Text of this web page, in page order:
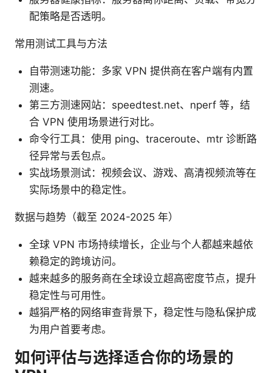
配策略是否透明。
常用测试工具与方法
自带测速功能：多家 VPN 提供商在客户端有内置
测速。
第三方测速网站：speedtest.net、nperf 等，结
合 VPN 使用场景进行对比。
命令行工具：使用 ping、traceroute、mtr 诊断路
径异常与丢包点。
实战场景测试：视频会议、游戏、高清视频流等在
实际场景中的稳定性。
数据与趋势（截至 2024-2025 年）
全球 VPN 市场持续增长，企业与个人都越来越依
赖稳定的跨境访问。
越来越多的服务商在全球设立超高密度节点，提升
稳定性与可用性。
越狷严格的网络审查背景下，稳定性与隐私保护成
为用户首要考虑。
如何评估与选择适合你的场景的